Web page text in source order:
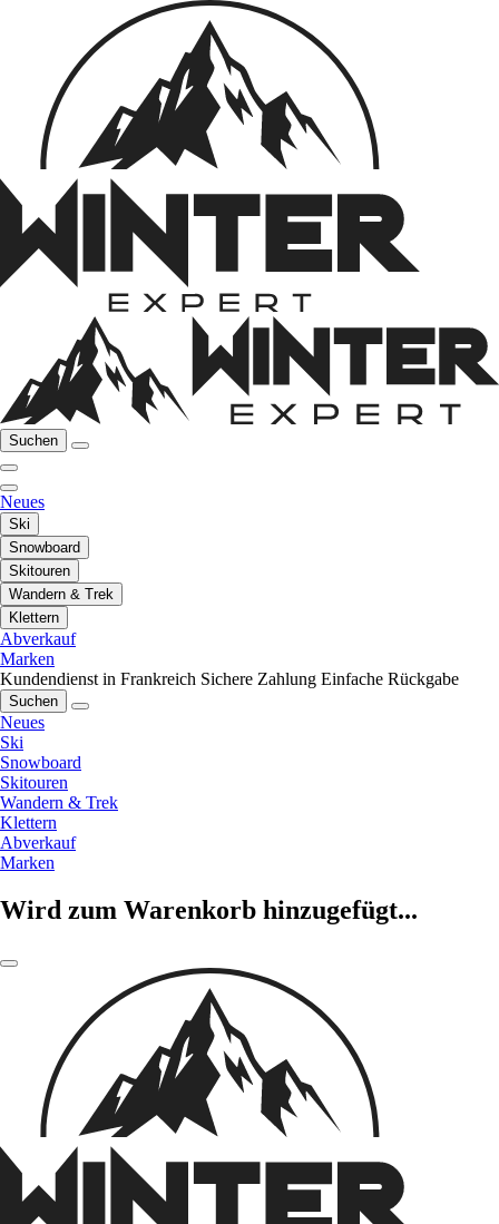
Suchen
Neues
Ski
Snowboard
Skitouren
Wandern & Trek
Klettern
Abverkauf
Marken
Kundendienst in Frankreich Sichere Zahlung Einfache Rückgabe
Suchen
Neues
Ski
Snowboard
Skitouren
Wandern & Trek
Klettern
Abverkauf
Marken
Wird zum Warenkorb hinzugefügt...